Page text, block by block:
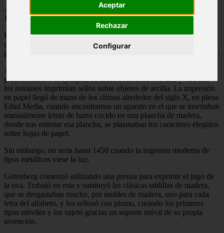
Aceptar
Rechazar
Configurar
Ayer se cumplía el 546 aniversario de la muerte del alemán
Johannes Gutenberg (1395-1468), inventor de la imprenta moderna.
Hasta la invención de la imprenta los libros se preservaban y
difundían realizando copias manuscritas en su mayoría realizadas
por monjes, lo que suponía una tarea además de compleja muy lenta.
Anteriormente a la invención de Gutenberg se dieron algunos
predecesores. Por ejemplo, en torno a los años 440 a.C y 430 a.C
los romanos imprimían sellos sobre objetos de arcilla. La impresión
en papel llegó de mano de los chinos alrededor del siglo X, en plena
Edad Media, cuando encontramos un aparato en el que se insertaban
manualmente letras de barro cocido en una plancha de madera,
donde tras entintar esa plancha, se plasmaban los caracteres elegidos
sobre hojas de papel.
Sin embargo, no sería hasta 1450 cuando la imprenta moderna de
tipos metálicos viese la luz.
Gutenberg comenzó utilizando una prensa para exprimir el jugo de
la uva. Trabajó en esta y sustituyó las clásicas tablillas de madera,
que se desgastaban mucho, por moldes de madera, uno para cada
letra del alfabeto, y los rellenó con plomo, creando los primeros
tipos móviles y los sujetó gracias un soporte móvil de su propia
invención.